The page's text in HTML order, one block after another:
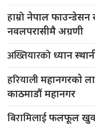
हाम्रोनेपाल फाउन्डेसन
नवलपरासीमै अग्रणी
अख्तियारको ध्यान
हरियालीमहानगरको
काठमाडौं महानगर
बिरामिलाईफलफूल